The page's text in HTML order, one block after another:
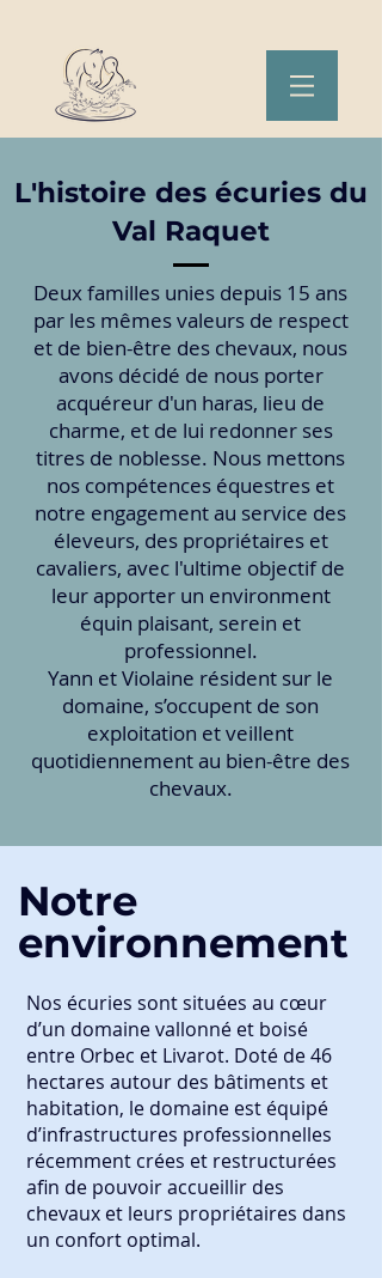
L'histoire des écuries du
Val Raquet
Deux familles unies depuis 15 ans
par les mêmes valeurs de respect
et de bien-être des chevaux, nous
avons décidé de nous porter
acquéreur d'un haras, lieu de
charme, et de lui redonner ses
titres de noblesse. Nous mettons
nos compétences équestres et
notre engagement au service des
éleveurs, des propriétaires et
cavaliers, avec l'ultime objectif de
leur apporter un environment
équin plaisant, serein et
professionnel.
Yann et Violaine résident sur le
domaine, s’occupent de son
exploitation et veillent
quotidiennement au bien-être des
chevaux.
Notre
environnement
Nos écuries sont situées au cœur
d’un domaine vallonné et boisé
entre Orbec et Livarot. Doté de 46
hectares autour des bâtiments et
habitation, le domaine est équipé
d’infrastructures professionnelles
récemment crées et restructurées
afin de pouvoir accueillir des
chevaux et leurs propriétaires dans
un confort optimal.